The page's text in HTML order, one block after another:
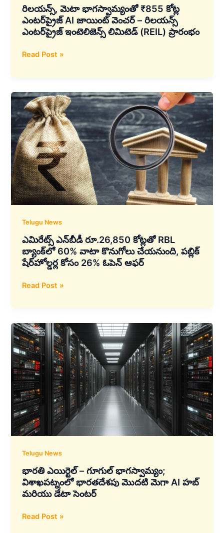
రిలయన్స్, మెటా భాగస్వామ్యంతో ₹855 కోట్ల
ఎంటర్‌ప్రైజ్ AI జాయింట్ వెంచర్ – రిలయన్స్
ఎంటర్‌ప్రైజ్ ఇంటెలిజెన్స్ లిమిటెడ్ (REIL) ప్రారంభం
రిలయన్స్,
భాగస్వామ్యంతో
₹855
కోట్ల
ఎంటర్‌ప్రైజ్
AI
జాయింట్
వెంచర్
–
రిలయన్స్
ఎంటర్‌ప్రైజ్
ఇంటెలిజెన్స్
(REIL)
ప్రారంభం
Read Post »
Telugu News
ఎమిరేట్స్ ఎన్‌బీడీ రూ.26,850 కోట్లతో RBL
బ్యాంక్‌లో 60% వాటా కొనుగోలు చేయనుంది, పబ్లిక్
షేర్‌హోల్డర్ల కోసం 26% ఓపెన్ ఆఫర్
ఎమిరేట్స్
రూ.26,850
కోట్లతో
RBL
బ్యాంక్‌లో
60%
వాటా
కొనుగోలు
చేయనుంది,
పబ్లిక్
షేర్‌హోల్డర్ల
కోసం
ఓపెన్
ఆఫర్
Read Post »
Telugu News
భారతి ఎయిర్టెల్ – గూగుల్ భాగస్వామ్యం;
విశాఖపట్నంలో భారతదేశపు మొదటి మెగా AI హబ్
మరియు డేటా సెంటర్
భారతి
Read Post »